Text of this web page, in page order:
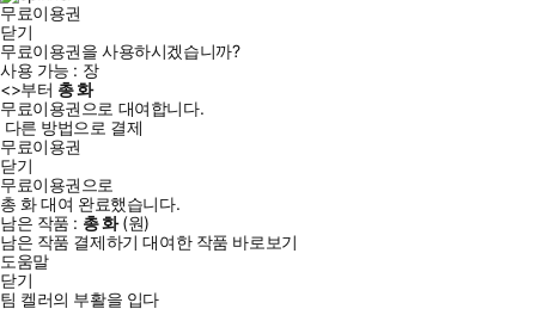
무료이용권
닫기
무료이용권을 사용하시겠습니까?
사용 가능 : 장
<>부터 총화
무료이용권으로 대여합니다.
다른 방법으로 결제
무료이용권
닫기
무료이용권으로
총 화대여 완료했습니다.
남은 작품 : 총화(원)
남은 작품 결제하기 대여한 작품 바로보기
도움말
닫기
팀 켈러의 부활을 입다